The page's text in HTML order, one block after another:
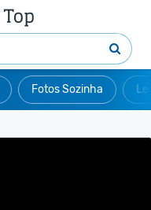
Fotos Sozinha